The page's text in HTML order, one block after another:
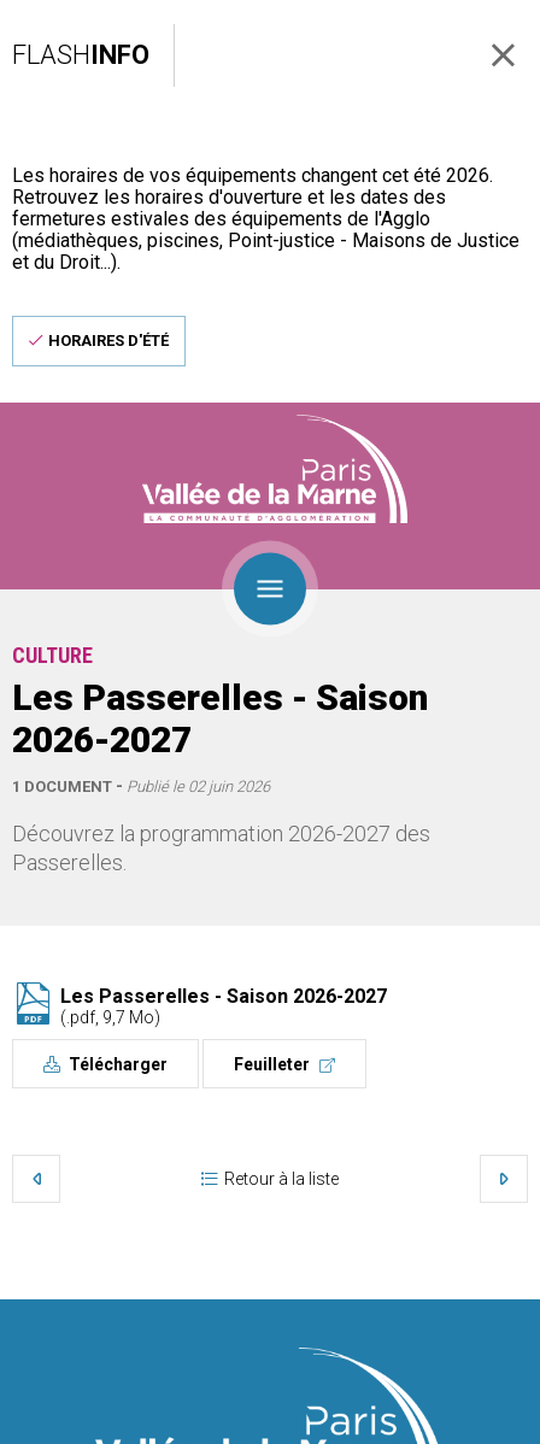
FLASHINFO
Les horaires de vos équipements changent cet été 2026.
Retrouvez les horaires d'ouverture et les dates des
fermetures estivales des équipements de l'Agglo
(médiathèques, piscines, Point-justice - Maisons de Justice
et du Droit...).
HORAIRES D'ÉTÉ
CULTURE
Les Passerelles - Saison
2026-2027
1 DOCUMENT Publié le02 juin 2026
Découvrez la programmation 2026-2027 des
Passerelles.
Les Passerelles - Saison 2026-2027
(.pdf, 9,7 Mo)
Télécharger Feuilleter
Retour à la liste